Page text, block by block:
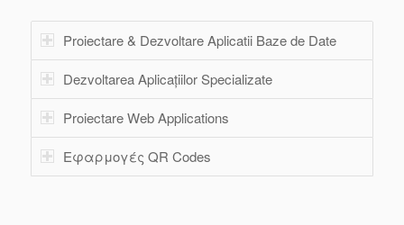
Proiectare & Dezvoltare Aplicatii Baze de Date
Dezvoltarea Aplicațiilor Specializate
Proiectare Web Applications
Εφαρμογές QR Codes